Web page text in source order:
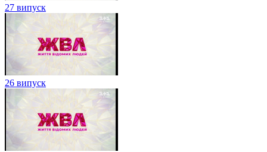
27 випуск
26 випуск